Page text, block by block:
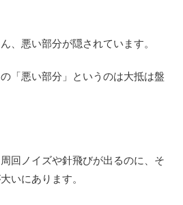
、悪い部分が隠されています。
「悪い部分」というのは大抵は盤
回ノイズや針飛びが出るのに、そ
いにあります。